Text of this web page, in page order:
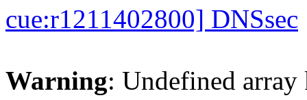
cue:r1211402800] DNSsec
Warning: Undefined